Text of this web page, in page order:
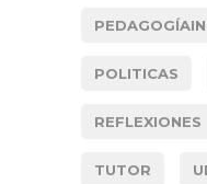
POLITICAS
REFLEXIONES
TUTOR